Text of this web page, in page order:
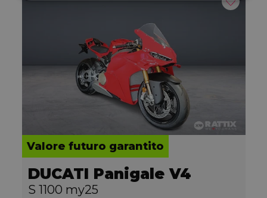
Valore futuro garantito
DUCATI Panigale V4
S 1100 my25